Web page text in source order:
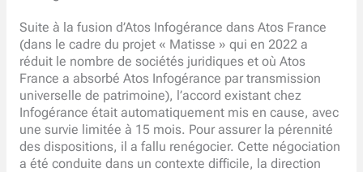
Suite à la fusion d’Atos Infogérance dans Atos France
(dans le cadre du projet « Matisse » qui en 2022 a
réduit le nombre de sociétés juridiques et où Atos
France a absorbé Atos Infogérance par transmission
universelle de patrimoine), l’accord existant chez
Infogérance était automatiquement mis en cause, avec
une survie limitée à 15 mois. Pour assurer la pérennité
des dispositions, il a fallu renégocier. Cette négociation
a été conduite dans un contexte difficile, la direction